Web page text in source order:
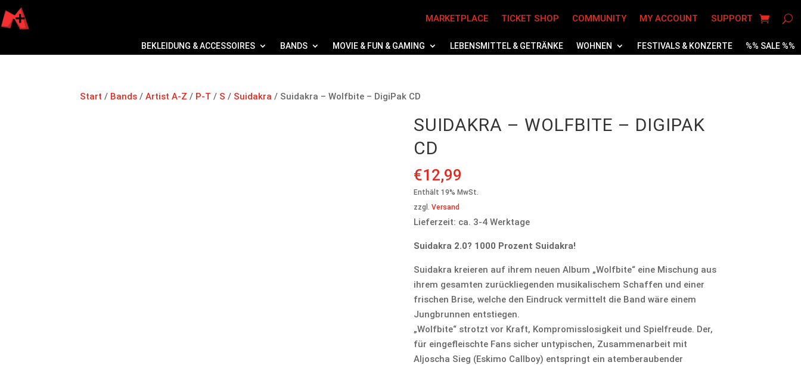
MARKETPLACE TICKET SHOP COMMUNITY MY ACCOUNT SUPPORT
BEKLEIDUNG & ACCESSOIRES BANDS MOVIE & FUN & GAMING LEBENSMITTEL & GETRÄNKE WOHNEN FESTIVALS & KONZERTE %% SALE %%
Start / Bands /Artist A-Z / P-T / S / Suidakra / Suidakra – Wolfbite – DigiPak CD
SUIDAKRA – WOLFBITE – DIGIPAK
CD
€12,99
Enthält 19% MwSt.
zzgl. Versand
Lieferzeit: ca. 3-4 Werktage
Suidakra 2.0? 1000 Prozent Suidakra!
Suidakra kreieren auf ihrem neuen Album „Wolfbite“ eine Mischung aus
ihrem gesamten zurückliegenden musikalischem Schaffen und einer
frischen Brise, welche den Eindruck vermittelt die Band wäre einem
Jungbrunnen entstiegen.
„Wolfbite“ strotzt vor Kraft, Kompromisslosigkeit und Spielfreude. Der,
für eingefleischte Fans sicher untypischen, Zusammenarbeit mit
Aljoscha Sieg (Eskimo Callboy) entspringt ein atemberaubender